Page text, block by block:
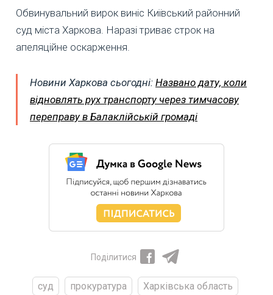
Обвинувальний вирок виніс Київський районний
суд міста Харкова. Наразі триває строк на
апеляційне оскарження.
Новини Харкова сьогодні: Названо дату, коли
відновлять рух транспорту через тимчасову
переправу в Балаклійській громаді
Поділитися
суд прокуратура Харківська область